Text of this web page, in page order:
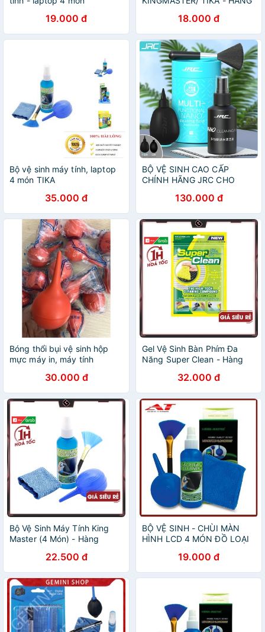
19.000 đ 18.000 đ
Bộ vệ sinh máy tính, laptop
4 món TIKA
35.000 đ
BỘ VỆ SINH CAO CẤP
CHÍNH HÃNG JRC CHO
130.000 đ
Bóng thổi bụi vệ sinh hộp
mực máy in, máy tính
30.000 đ
Gel Vệ Sinh Bàn Phím Đa
Năng Super Clean - Hàng
32.000 đ
Bộ Vệ Sinh Máy Tính King
Master (4 Món) - Hàng
22.500 đ
BỘ VỆ SINH - CHÙI MÀN
HÌNH LCD 4 MÓN ĐỒ LOẠI
19.000 đ